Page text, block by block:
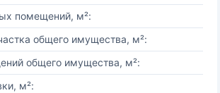
помещений, м²:
общего имущества, м²:
общего имущества, м²:
м²: